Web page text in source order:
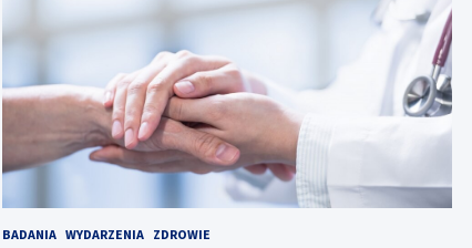
BADANIA WYDARZENIA ZDROWIE